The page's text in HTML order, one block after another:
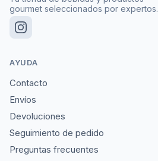
gourmet seleccionados por expertos.
AYUDA
Contacto
Envíos
Devoluciones
Seguimiento de pedido
Preguntas frecuentes